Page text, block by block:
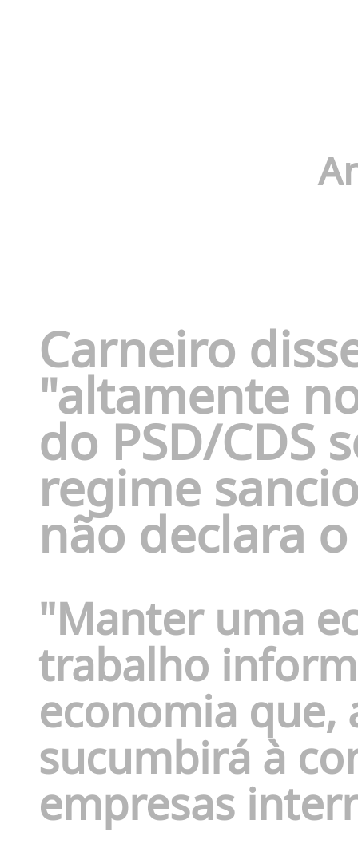
Carneiro
"altamente
do PSD/CDS
regime
não declara
"Manter uma
trabalho
economia
sucumbirá à
empresas